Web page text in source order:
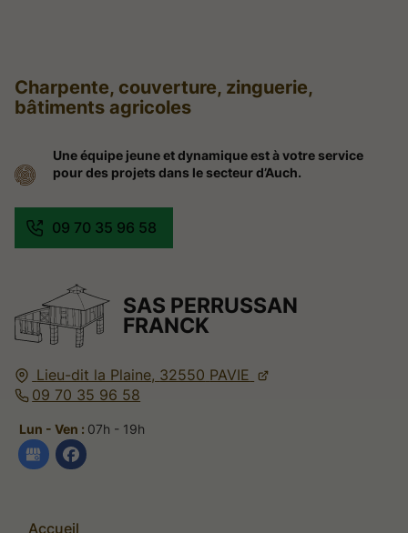
SAS PERRUSSAN
FRANCK
Lieu-dit la Plaine, 32550 PAVIE
09 70 35 96 58
Lun - Ven : 07h - 19h
Accueil
Charpente, couverture, zinguerie,
bâtiments agricoles
Une équipe jeune et dynamique est à votre service
pour des projets dans le secteur d’Auch.
09 70 35 96 58